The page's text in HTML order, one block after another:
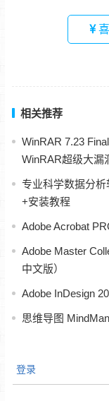
相关推荐
WinRAR 7.23
WinRAR超级大漏
专业科学数据分
+安装教程
Adobe Acrobat
Adobe Master
中文版）
Adobe InDesign
思维导图
登录